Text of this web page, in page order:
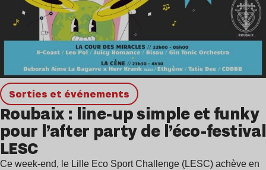
Sorties et événements
Roubaix : line-up simple et funky
pour l’after party de l’éco-festival
LESC
Ce week-end, le Lille Eco Sport Challenge (LESC) achève en